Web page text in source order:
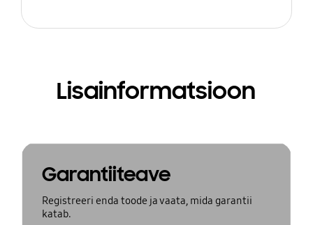
Lisainformatsioon
Garantiiteave
Registreeri enda toode ja vaata, mida garantii
katab.